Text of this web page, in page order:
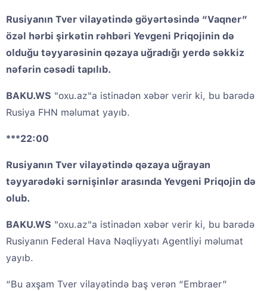
Rusiyanın Tver vilayətində göyərtəsində “Vaqner”
özəl hərbi şirkətin rəhbəri Yevgeni Priqojinin də
olduğu təyyarəsinin qəzaya uğradığı yerdə səkkiz
nəfərin cəsədi tapılıb.
BAKU.WS "oxu.az"a istinadən xəbər verir ki, bu barədə
Rusiya FHN məlumat yayıb.
***22:00
Rusiyanın Tver vilayətində qəzaya uğrayan
təyyarədəki sərnişinlər arasında Yevgeni Priqojin də
olub.
BAKU.WS "oxu.az"a istinadən xəbər verir ki, bu barədə
Rusiyanın Federal Hava Nəqliyyatı Agentliyi məlumat
yayıb.
“Bu axşam Tver vilayətində baş verən “Embraer”